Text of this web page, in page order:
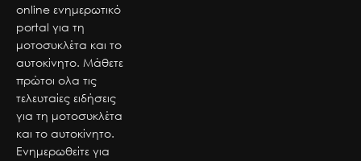
online ενημερωτικό
portal για τη
μοτοσυκλέτα και το
αυτοκίνητο. Μάθετε
πρώτοι ολα τις
τελευταίες ειδήσεις
για τη μοτοσυκλέτα
και το αυτοκίνητο.
Ενημερωθείτε για